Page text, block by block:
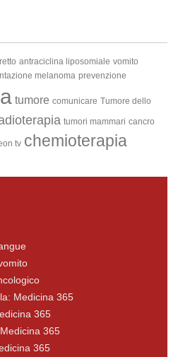
antraciclina liposomiale vomito
melanoma prevenzione
tumore comunicare Tumore dello
tumori mammari cancro
tv chemioterapia
Medicina 365
365
365
365